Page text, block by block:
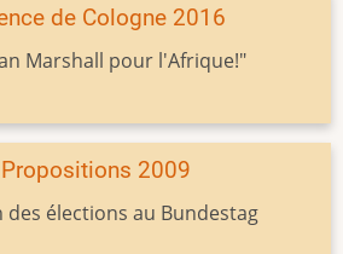
de Cologne 2016
Marshall pour l'Afrique!"
2009
des élections au Bundestag